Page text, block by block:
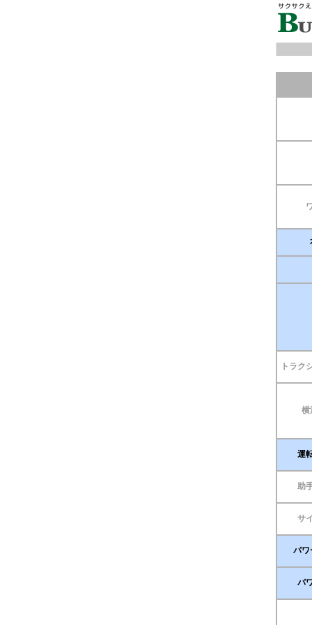
トラク
横
運
助
サ
パワ
パ